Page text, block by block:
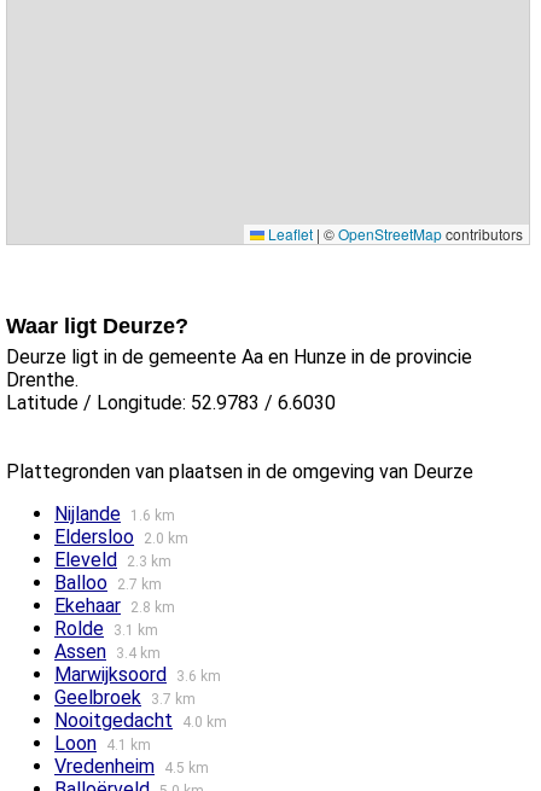
Leaflet | ©OpenStreetMapcontributors
Waar ligt Deurze?
Deurze ligt in de gemeente Aa en Hunze in de provincie
Drenthe.
Latitude / Longitude: 52.9783 / 6.6030
Plattegronden van plaatsen in de omgeving van Deurze
Nijlande
1.6 km
Eldersloo 2.0 km
Eleveld 2.3 km
Balloo 2.7 km
Ekehaar 2.8 km
Rolde 3.1 km
Assen 3.4 km
Marwijksoord 3.6 km
Geelbroek 3.7 km
Nooitgedacht 4.0 km
Loon 4.1 km
Vredenheim 4.5 km